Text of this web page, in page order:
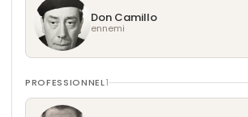
Don Camillo
ennemi
PROFESSIONNEL1